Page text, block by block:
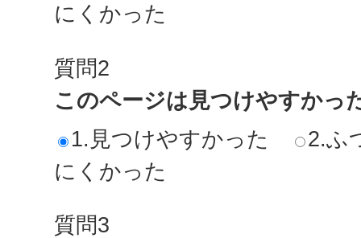
にくかった
質問2
このページは見つけやすかっ
1.見つけやすかった
2.ふ
にくかった
質問3